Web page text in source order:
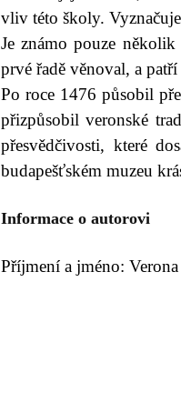
vliv této školy.
Je známo pouze
prvé řadě věnoval, a
Po roce 1476 působil
přizpůsobil veronské
přesvědčivosti, které
budapešťském muzeu
Informace o autorovi
Příjmení a jméno: